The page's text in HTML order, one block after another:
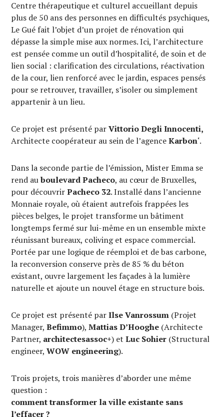
Centre thérapeutique et culturel accueillant depuis
plus de 50 ans des personnes en difficultés psychiques,
Le Gué fait l’objet d’un projet de rénovation qui
dépasse la simple mise aux normes. Ici, l’architecture
est pensée comme un outil d’hospitalité, de soin et de
lien social : clarification des circulations, réactivation
de la cour, lien renforcé avec le jardin, espaces pensés
pour se retrouver, travailler, s’isoler ou simplement
appartenir à un lieu.
Ce projet est présenté parVittorio Degli Innocenti,
Architecte coopérateur au sein de l’agenceKarbon‘.
Dans la seconde partie de l’émission, Mister Emma se
rend auboulevard Pacheco, au cœur de Bruxelles,
pour découvrirPacheco 32. Installé dans l’ancienne
Monnaie royale, où étaient autrefois frappées les
pièces belges, le projet transforme un bâtiment
longtemps fermé sur lui-même en un ensemble mixte
réunissant bureaux, coliving et espace commercial.
Portée par une logique de réemploi et de bas carbone,
la reconversion conserve près de 85 % du béton
existant, ouvre largement les façades à la lumière
naturelle et ajoute un nouvel étage en structure bois.
Ce projet est présenté parIlse Vanrossum (Projet
Manager,Befimmo),Mattias D’Hooghe (Architecte
Partner, architectesassoc+) etLuc Sohier (Structural
engineer,WOW engineering).
Trois projets, trois manières d’aborder une même
question :
comment transformer la ville existante sans
l’effacer ?